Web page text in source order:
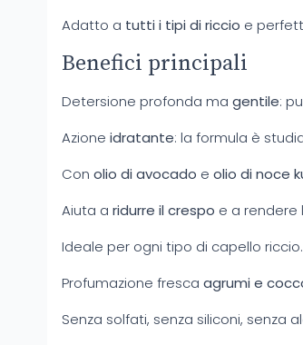
Adatto a tutti i tipi di riccio e
Benefici principali
Detersione profonda ma gentile:
Azione idratante: la formula è
Con olio di avocado e olio di noce
Aiuta a ridurre il crespo e a rendere
Ideale per ogni tipo di capello riccio.
Profumazione fresca agrumi e
Senza solfati, senza siliconi, senza